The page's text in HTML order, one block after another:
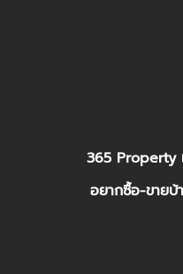
365 Property
อยากซื้อ-ขายบ้